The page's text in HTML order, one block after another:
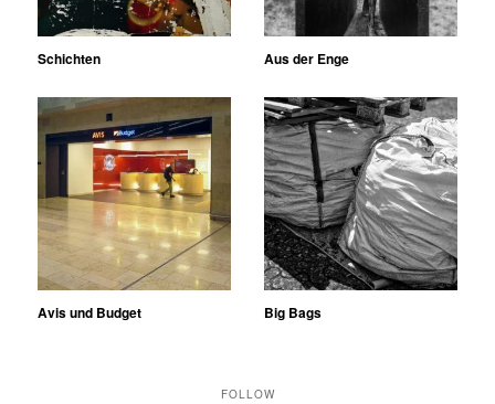
Schichten Aus der Enge
Avis und Budget Big Bags
FOLLOW